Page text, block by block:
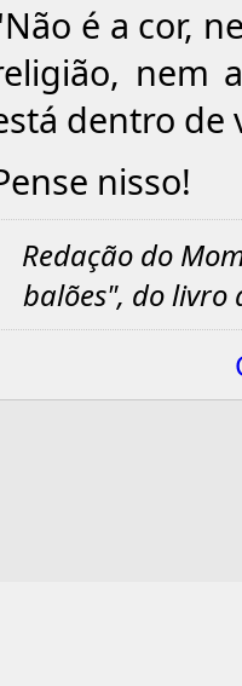
é a cor,
nem
dentro de
nisso!
Redação do
balões", do livro